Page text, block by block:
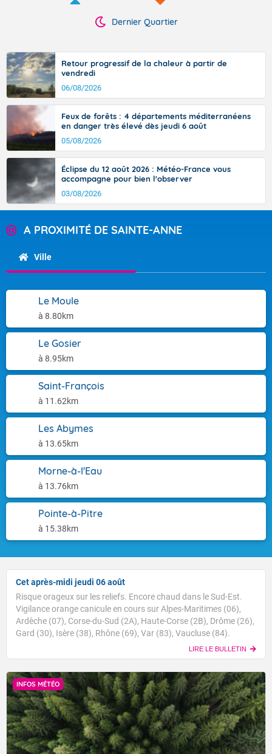
Dernier Quartier
Retour progressif de la chaleur à partir de
vendredi
06/08/2026
Feux de forêts : 4 départements méditerranéens
en danger très élevé dès jeudi 6 août
05/08/2026
Éclipse du 12 août 2026 : Météo-France vous
accompagne pour bien l'observer
03/08/2026
A PROXIMITÉ DE SAINTE-ANNE
Ville
Le Moule
à 8.80km
Le Gosier
à 8.95km
Saint-François
à 11.62km
Les Abymes
à 13.65km
Morne-à-l'Eau
à 13.76km
Pointe-à-Pitre
à 15.38km
Cet après-midi jeudi 06 août
Risque orageux sur les reliefs. Encore chaud dans le Sud-Est.
Vigilance orange canicule en cours sur Alpes-Maritimes (06),
Ardèche (07), Corse-du-Sud (2A), Haute-Corse (2B), Drôme (26),
Gard (30), Isère (38), Rhône (69), Var (83), Vaucluse (84).
LIRE LE BULLETIN
INFOS MÉTÉO